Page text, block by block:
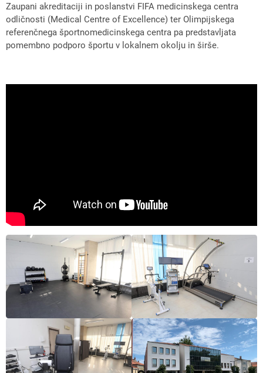
Zaupani akreditaciji in poslanstvi FIFA medicinskega centra
odličnosti (Medical Centre of Excellence) ter Olimpijskega
referenčnega športnomedicinskega centra pa predstavljata
pomembno podporo športu v lokalnem okolju in širše.